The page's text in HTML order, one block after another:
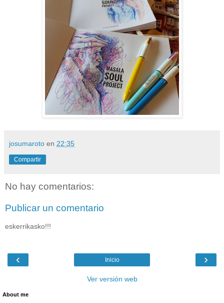
josumaroto en 22:35
Compartir
No hay comentarios:
Publicar un comentario
eskerrikasko!!!
‹ ›
Inicio
Ver versión web
About me